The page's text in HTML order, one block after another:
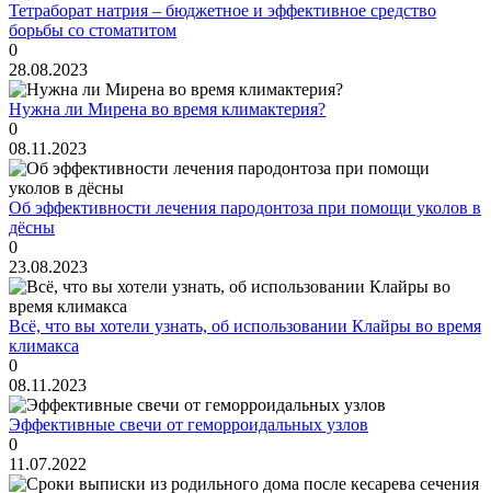
Тетраборат натрия – бюджетное и эффективное средство
борьбы со стоматитом
0
28.08.2023
Нужна ли Мирена во время климактерия?
0
08.11.2023
Об эффективности лечения пародонтоза при помощи уколов в
дёсны
0
23.08.2023
Всё, что вы хотели узнать, об использовании Клайры во время
климакса
0
08.11.2023
Эффективные свечи от геморроидальных узлов
0
11.07.2022